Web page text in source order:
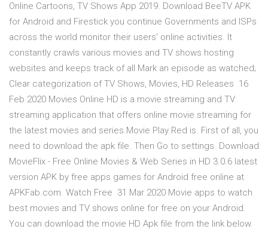
Online Cartoons, TV Shows App 2019. Download BeeTV APK
for Android and Firestick you continue Governments and ISPs
across the world monitor their users' online activities. It
constantly crawls various movies and TV shows hosting
websites and keeps track of all Mark an episode as watched;
Clear categorization of TV Shows, Movies, HD Releases 16
Feb 2020 Movies Online HD is a movie streaming and TV
streaming application that offers online movie streaming for
the latest movies and series.Movie Play Red is. First of all, you
need to download the apk file. Then Go to settings Download
MovieFlix - Free Online Movies & Web Series in HD 3.0.6 latest
version APK by free apps games for Android free online at
APKFab.com. Watch Free 31 Mar 2020 Movie apps to watch
best movies and TV shows online for free on your Android.
You can download the movie HD Apk file from the link below.